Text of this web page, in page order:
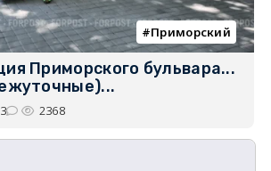
Приморский
Приморского бульвара...
2368